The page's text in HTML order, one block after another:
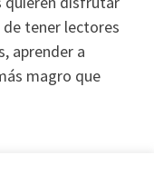
tener lectores
aprender a
magro que